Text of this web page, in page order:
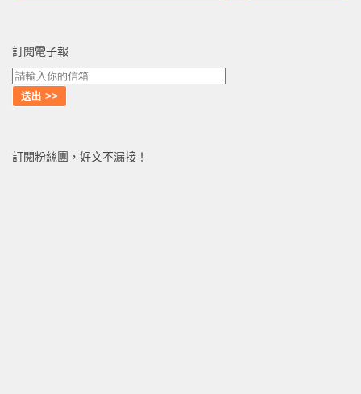
訂閱電子報
訂閱粉絲團，好文不漏接！